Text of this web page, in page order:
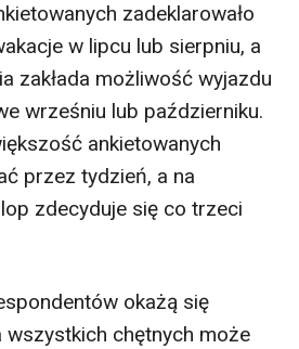
zadeklarowało
w lipcu lub sierpniu, a
zakłada możliwość wyjazdu
wrześniu lub październiku.
ankietowanych
przez tydzień, a na
zdecyduje się co trzeci
okażą się
wszystkich chętnych może